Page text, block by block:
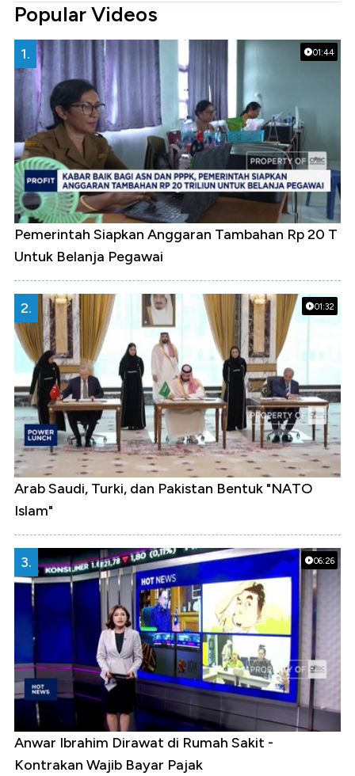
Popular Videos
01:44
1.
Pemerintah Siapkan Anggaran Tambahan Rp 20 T
Untuk Belanja Pegawai
01:32
2.
Arab Saudi, Turki, dan Pakistan Bentuk "NATO
Islam"
06:26
3.
Anwar Ibrahim Dirawat di Rumah Sakit -
Kontrakan Wajib Bayar Pajak